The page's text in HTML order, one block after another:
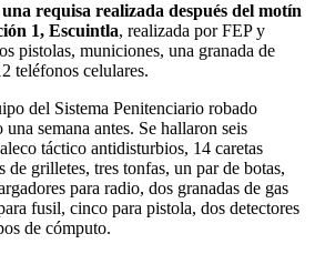
requisa realizada después del motín
1, Escuintla, realizada por FEP y
pistolas, municiones, una granada de
teléfonos celulares.
del Sistema Penitenciario robado
semana antes. Se hallaron seis
táctico antidisturbios, 14 caretas
de grilletes, tres tonfas, un par de botas,
para radio, dos granadas de gas
fusil, cinco para pistola, dos detectores
de cómputo.